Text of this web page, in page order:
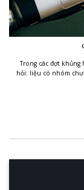
Trong các đợt
hỏi: liệu có nhóm